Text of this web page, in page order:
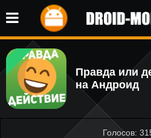
Правда или
на Андроид
Голосов: